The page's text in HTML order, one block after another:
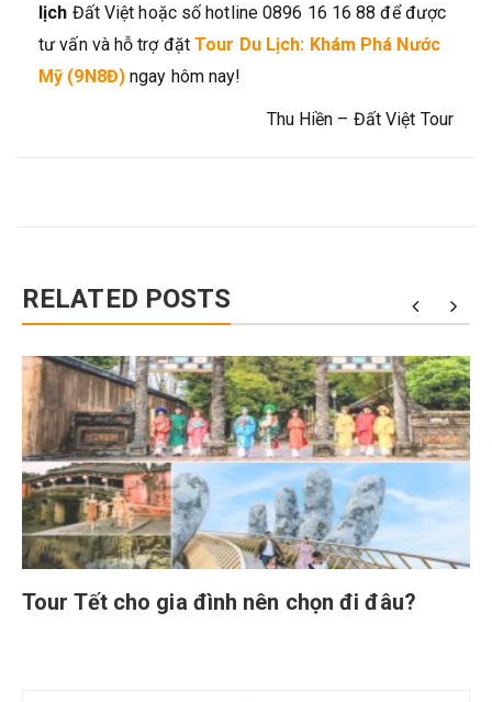
lịch Đất Việt hoặc số hotline 0896 16 16 88 để được
tư vấn và hỗ trợ đặtTour Du Lịch: Khám Phá Nước
Mỹ (9N8Đ)ngay hôm nay!
Thu Hiền – Đất Việt Tour
RELATED POSTS
Tour Tết cho gia đình nên chọn đi đâu?